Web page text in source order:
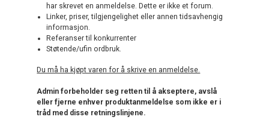
har skrevet en anmeldelse. Dette er ikke et forum.
Linker, priser, tilgjengelighet eller annen tidsavhengig
informasjon.
Referanser til konkurrenter
Støtende/ufin ordbruk.
Du må ha kjøpt varen for å skrive en anmeldelse.
Admin forbeholder seg retten til å akseptere, avslå
eller fjerne enhver produktanmeldelse som ikke er i
tråd med disse retningslinjene.